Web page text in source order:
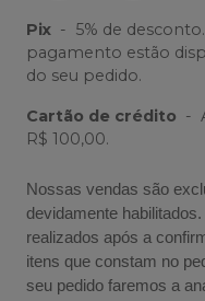
Pix - 5% de
pagamento estão
do seu pedido.
Cartão de crédito -
R$ 100,00.
Nossas vendas são
devidamente
realizados após a
itens que constam no
seu pedido faremos a